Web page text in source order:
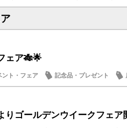
ェア🎋🌟
ント・フェア 記念品・プレゼント
りゴールデンウイークフェア